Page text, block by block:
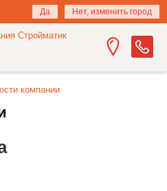
Да Нет, изменить город
компании